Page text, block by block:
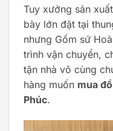
Tuy xưởng sản
bày lớn đặt tại
nhưng Gốm sứ
trình vận chuyển,
tận nhà vô cùng
hàng muốn mua
Phúc.